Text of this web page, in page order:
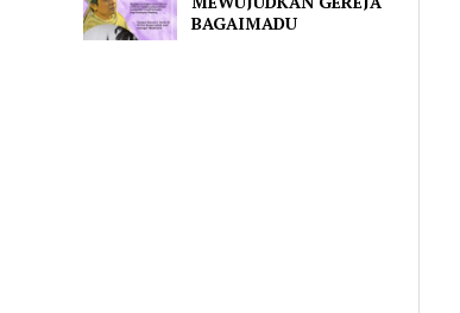
BAGAIMADU